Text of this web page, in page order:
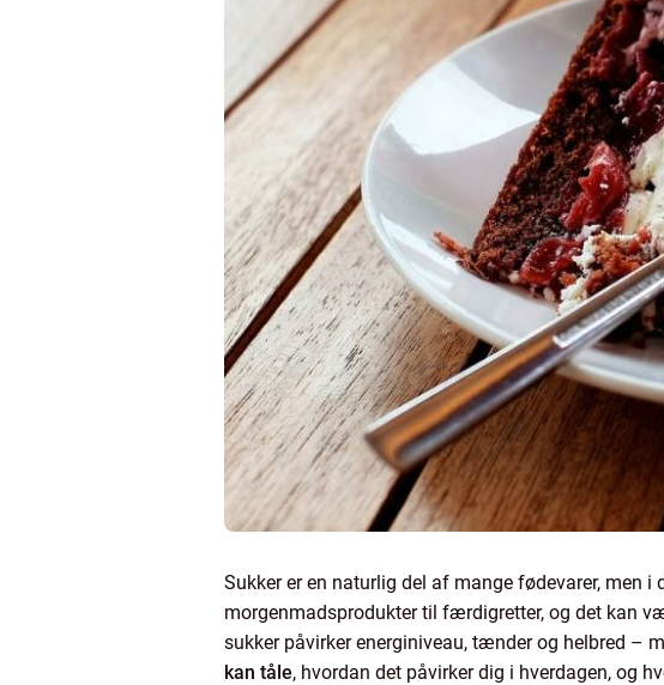
Sukker er en naturlig del af mange fødevarer, men
morgenmadsprodukter til færdigretter, og det kan
sukker påvirker energiniveau, tænder og helbred –
kan tåle, hvordan det påvirker dig i hverdagen, og